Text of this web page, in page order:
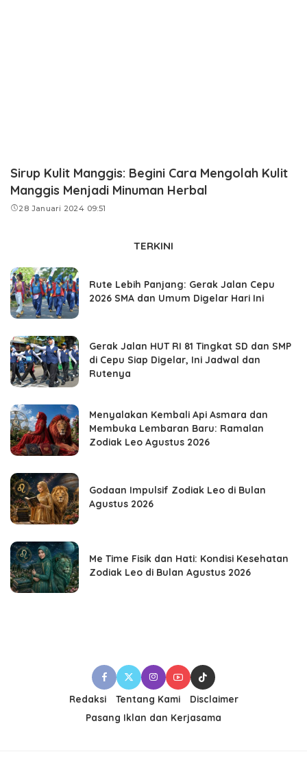
Sirup Kulit Manggis: Begini Cara Mengolah Kulit
Manggis Menjadi Minuman Herbal
28 Januari 2024 09:51
TERKINI
Rute Lebih Panjang: Gerak Jalan Cepu
2026 SMA dan Umum Digelar Hari Ini
Gerak Jalan HUT RI 81 Tingkat SD dan SMP
di Cepu Siap Digelar, Ini Jadwal dan
Rutenya
Menyalakan Kembali Api Asmara dan
Membuka Lembaran Baru: Ramalan
Zodiak Leo Agustus 2026
Godaan Impulsif Zodiak Leo di Bulan
Agustus 2026
Me Time Fisik dan Hati: Kondisi Kesehatan
Zodiak Leo di Bulan Agustus 2026
Redaksi Tentang Kami
Disclaimer
Pasang Iklan dan Kerjasama